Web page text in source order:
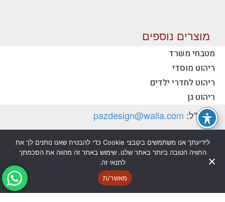
מוצרים נוספים
מטבחי משרד
ריהוט מוסדי
ריהוט לחדרי ילדים
ריהוט גן
יצירת קשר - פז ריהוט משרדי
טלפון:
דוא"ל: pazdesign@walla.com
כתובת: יצחק רבין 35, קרית אונו 55510 (למשלוח
דואר בלבד)
@ כל הזכויות שמורות לפז ריהוט משרדי בע"מ
לידיעתך אנו משתמשים בקובצי Cookie כדי להבטיח שאנו נותנים לך את
החוויה הטובה ביותר באתר שלנו. שימוש באתר זה מהווה את הסכמתך
לתנאי זה.
מאשר/ת